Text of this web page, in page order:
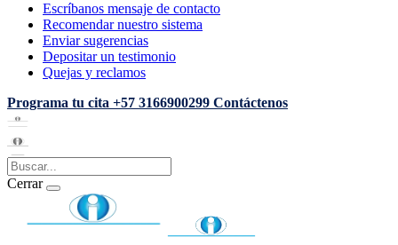
Escríbanos mensaje de contacto
Recomendar nuestro sistema
Enviar sugerencias
Depositar un testimonio
Quejas y reclamos
Programa tu cita +57 3166900299 Contáctenos
Cerrar